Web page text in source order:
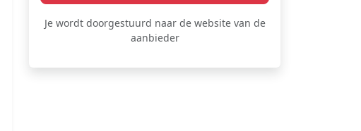
Je wordt doorgestuurd naar de website van de
aanbieder